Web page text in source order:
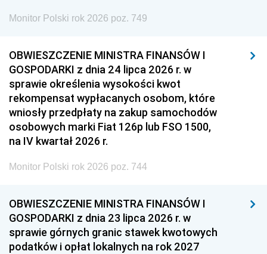
Monitor Polski rok 2026 poz. 749
OBWIESZCZENIE MINISTRA FINANSÓW I
GOSPODARKI z dnia 24 lipca 2026 r. w
sprawie określenia wysokości kwot
rekompensat wypłacanych osobom, które
wniosły przedpłaty na zakup samochodów
osobowych marki Fiat 126p lub FSO 1500,
na IV kwartał 2026 r.
Monitor Polski rok 2026 poz. 744
OBWIESZCZENIE MINISTRA FINANSÓW I
GOSPODARKI z dnia 23 lipca 2026 r. w
sprawie górnych granic stawek kwotowych
podatków i opłat lokalnych na rok 2027